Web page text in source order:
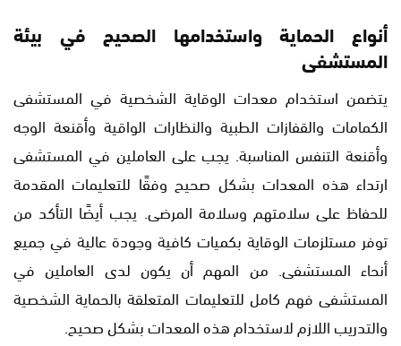
أنواع الحماية واستخدامها الصحيح في بيئة
المستشفى
يتضمن استخدام معدات الوقاية الشخصية في المستشفى
الكمامات والقفازات الطبية والنظارات الواقية وأقنعة الوجه
وأقنعة التنفس المناسبة. يجب على العاملين في المستشفى
ارتداء هذه المعدات بشكل صحيح وفقًا للتعليمات المقدمة
للحفاظ على سلامتهم وسلامة المرضى. يجب أيضًا التأكد من
توفر مستلزمات الوقاية بكميات كافية وجودة عالية في جميع
أنحاء المستشفى. من المهم أن يكون لدى العاملين في
المستشفى فهم كامل للتعليمات المتعلقة بالحماية الشخصية
والتدريب اللازم لاستخدام هذه المعدات بشكل صحيح.